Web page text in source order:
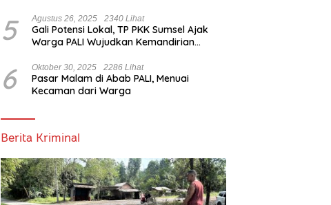
Turut Berduka Cita.
5 Agustus 26, 2025 2340 Lihat
Gali Potensi Lokal, TP PKK Sumsel Ajak
Warga PALI Wujudkan Kemandirian
6 Oktober 30, 2025 2286 Lihat
Pasar Malam di Abab PALI, Menuai
Kecaman dari Warga
Berita Kriminal